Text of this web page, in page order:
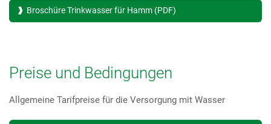
Broschüre Trinkwasser für Hamm (PDF)
Preise und Bedingungen
Allgemeine Tarifpreise für die Versorgung mit Wasser